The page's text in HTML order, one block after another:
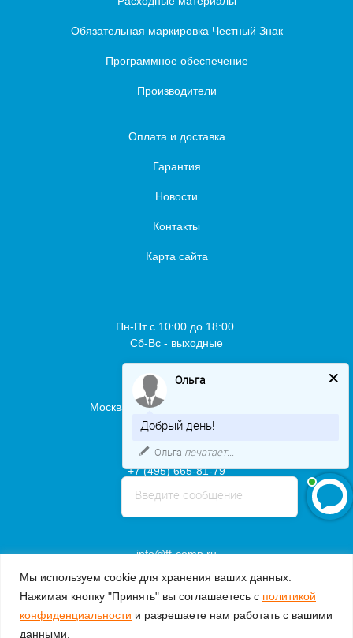
Обязательная маркировка Честный Знак
Программное обеспечение
Производители
Оплата и доставка
Гарантия
Новости
Контакты
Карта сайта
Пн-Пт с 10:00 до 18:00.
Сб-Вс - выходные
Москва, Кронштадтский бул., 35Б
+7 (495) 665-81-79
8 800 550 86 10
info@ft-comp.ru
© 2004-2025 Компания "ФТ КОМПАНИ"
Политика интернет-магазина "ФТ КОМПАНИ"
Мы используем cookie для хранения ваших данных.
Нажимая кнопку "Принять" вы соглашаетесь с политикой
конфиденциальности и разрешаете нам работать с вашими
данными.
Введите сообщение
Ольга
Добрый день!
Ольга печатает...